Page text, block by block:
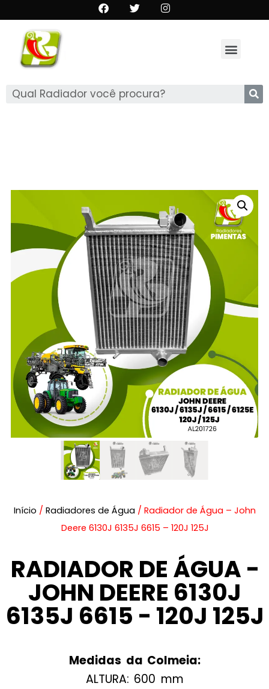
Início / Radiadores de Água / Radiador de Água – John
Deere 6130J 6135J 6615 – 120J 125J
RADIADOR DE ÁGUA -
JOHN DEERE 6130J
6135J 6615 - 120J 125J
Medidas da Colmeia:
ALTURA: 600 mm